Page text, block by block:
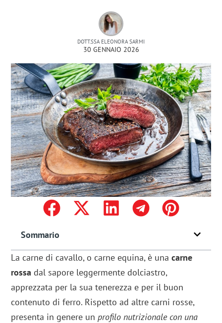
DOTT.SSA ELEONORA SARMI
30 GENNAIO 2026
Sommario
La carne di cavallo, o carne equina, è unacarne
rossa dal sapore leggermente dolciastro,
apprezzata per la sua tenerezza e per il buon
contenuto di ferro. Rispetto ad altre carni rosse,
presenta in genere un profilo nutrizionale con una